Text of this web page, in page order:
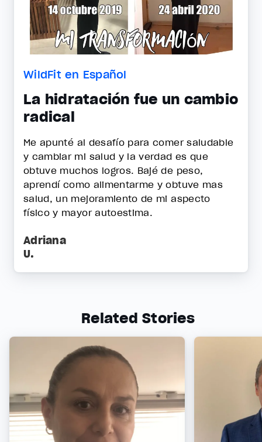
WildFit en Español
La hidratación fue un cambio
radical
Me apunté al desafío para comer saludable
y cambiar mi salud y la verdad es que
obtuve muchos logros. Bajé de peso,
aprendí como alimentarme y obtuve mas
salud, un mejoramiento de mi aspecto
físico y mayor autoestima.
Adriana
U.
Related Stories